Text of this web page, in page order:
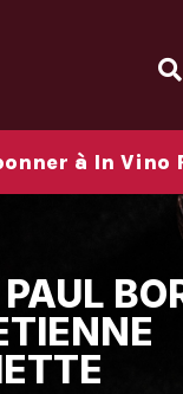
à In Vino